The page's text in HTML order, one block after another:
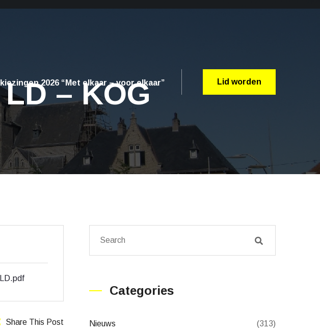
2026 “Met elkaar – voor elkaar” Lid worden
– KOG
– KOG
Share This Post
Categories
Nieuws (313)